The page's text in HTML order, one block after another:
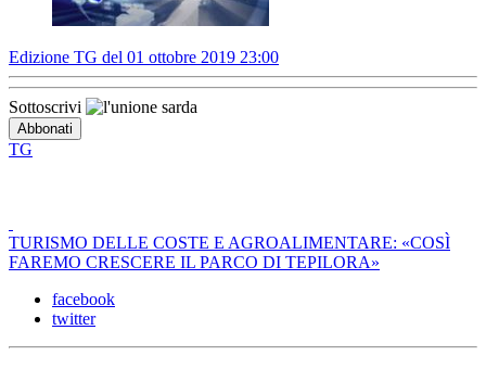
Edizione TG del 01 ottobre 2019 23:00
Sottoscrivi
TG
TURISMO DELLE COSTE E AGROALIMENTARE: «COSÌ
FAREMO CRESCERE IL PARCO DI TEPILORA»
facebook
twitter